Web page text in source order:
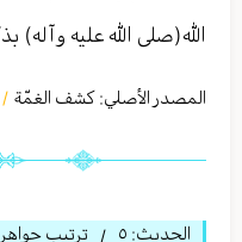
الله(صلى الله عليه وآله)
المصدر الأصلي: كشف الغمّة /
الحديث: ٥ / ترتيب جواهر